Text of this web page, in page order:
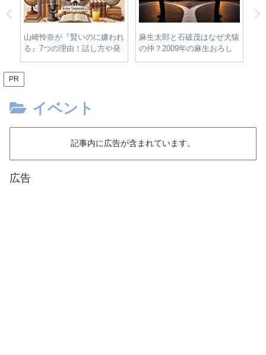
山崎怜奈が『賢いのに嫌われ
る』7つの理由！話し方や発
言が誤解されるワケ
麻生太郎と石破茂はなぜ犬猿
の仲？2009年の麻生おろし
から2026年現在まで解説
PR
イベント
記事内に広告が含まれています。
広告